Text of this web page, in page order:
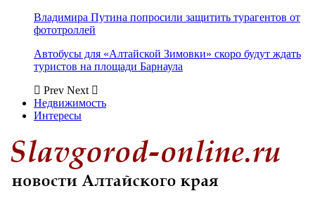
Владимира Путина попросили защитить турагентов от
фототроллей
Автобусы для «Алтайской Зимовки» скоро будут ждать
туристов на площади Барнаула
Prev Next
Недвижимость
Интересы